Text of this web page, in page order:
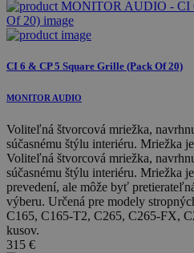
CI 6 & CP 5 Square Grille (Pack Of 20)
MONITOR AUDIO
Voliteľná štvorcová mriežka,
súčasnému štýlu interiéru. Mriežka
Voliteľná štvorcová mriežka,
súčasnému štýlu interiéru. Mriežka
prevedení, ale môže byť
výberu. Určená pre modely
C165, C165-T2, C265, C265-FX,
kusov.
315 €